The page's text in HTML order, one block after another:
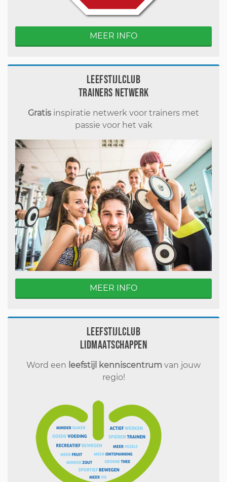
MEER INFO
Leefstijlclub
Trainers Netwerk
Gratis inspiratie netwerk voor trainers met
passie voor het vak
MEER INFO
Leefstijlclub
Lidmaatschappen
Word een leefstijl kenniscentrum van jouw
regio!